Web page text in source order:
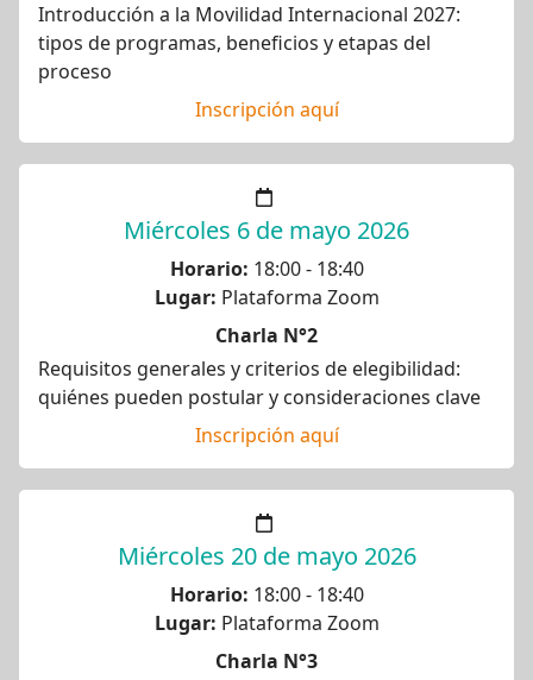
Introducción a la Movilidad Internacional 2027:
tipos de programas, beneficios y etapas del
proceso
Inscripción aquí
Miércoles 6 de mayo 2026
Horario: 18:00 - 18:40
Lugar: Plataforma Zoom
Charla N°2
Requisitos generales y criterios de elegibilidad:
quiénes pueden postular y consideraciones clave
Inscripción aquí
Miércoles 20 de mayo 2026
Horario: 18:00 - 18:40
Lugar: Plataforma Zoom
Charla N°3